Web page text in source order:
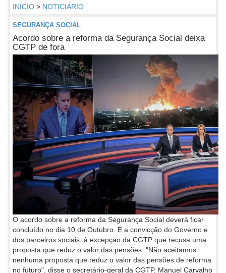
INÍCIO > NOTICIÁRIO
SEGURANÇA SOCIAL
Acordo sobre a reforma da Segurança Social deixa
CGTP de fora
O acordo sobre a reforma da Segurança Social deverá ficar
concluído no dia 10 de Outubro. É a convicção do Governo e
dos parceiros sociais, à excepçäo da CGTP que recusa uma
proposta que reduz o valor das pensões. "Não aceitamos
nenhuma proposta que reduz o valor das pensões de reforma
no futuro", disse o secretário-geral da CGTP, Manuel Carvalho